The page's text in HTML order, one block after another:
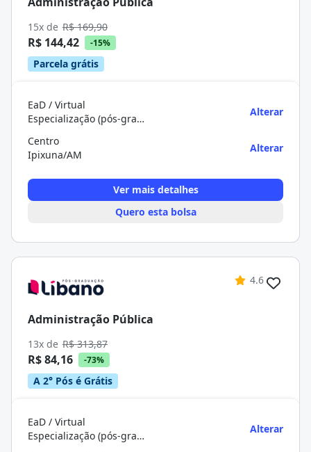
15x de R$ 169,90
R$ 144,42 -15%
Parcela grátis
EaD / Virtual
Especialização (pós-graduação)
Alterar
Centro
Ipixuna/AM
Alterar
Ver mais detalhes
Quero esta bolsa
4.6
Administração Pública
13x de R$ 313,87
R$ 84,16 -73%
A 2° Pós é Grátis
EaD / Virtual
Especialização (pós-graduação)
Alterar